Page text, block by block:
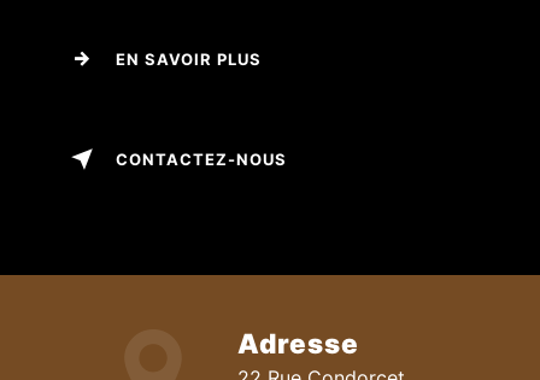
EN SAVOIR PLUS
CONTACTEZ-NOUS
Adresse